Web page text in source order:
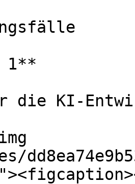
1**
die KI-